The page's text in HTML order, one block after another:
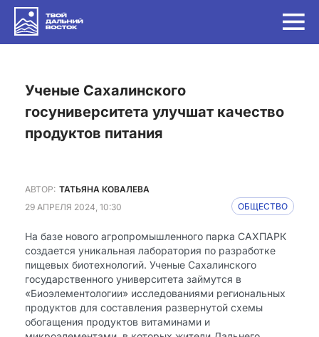
Ученые Сахалинского
госуниверситета улучшат качество
продуктов питания
АВТОР: ТАТЬЯНА КОВАЛЕВА
29 АПРЕЛЯ 2024, 10:30
ОБЩЕСТВО
На базе нового агропромышленного парка САХПАРК
создается уникальная лаборатория по разработке
пищевых биотехнологий. Ученые Сахалинского
государственного университета займутся в
«Биоэлементологии» исследованиями региональных
продуктов для составления развернутой схемы
обогащения продуктов витаминами и